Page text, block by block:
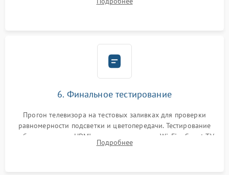
Сброс настроек и обновление программного обеспечения.
6. Финальное тестирование
Прогон телевизора на тестовых заливках для проверки
равномерности подсветки и цветопередачи. Тестирование
работы разъемов HDMI, динамиков, модуля Wi-Fi и Smart TV
в рабочем режиме в течение нескольких часов.
Подробнее